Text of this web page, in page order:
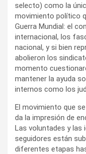
selecto) como la
movimiento político
Guerra Mundial: el
internacional, los
nacional, y si bien
abolieron los
momento
mantener la ayuda
internos como los
El movimiento que
da la impresión de
Las voluntades y las
seguidores están
diferentes etapas